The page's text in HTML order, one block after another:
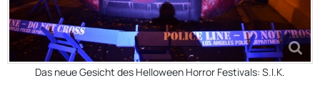
Das neue Gesicht des Helloween Horror Festivals: S.I.K.